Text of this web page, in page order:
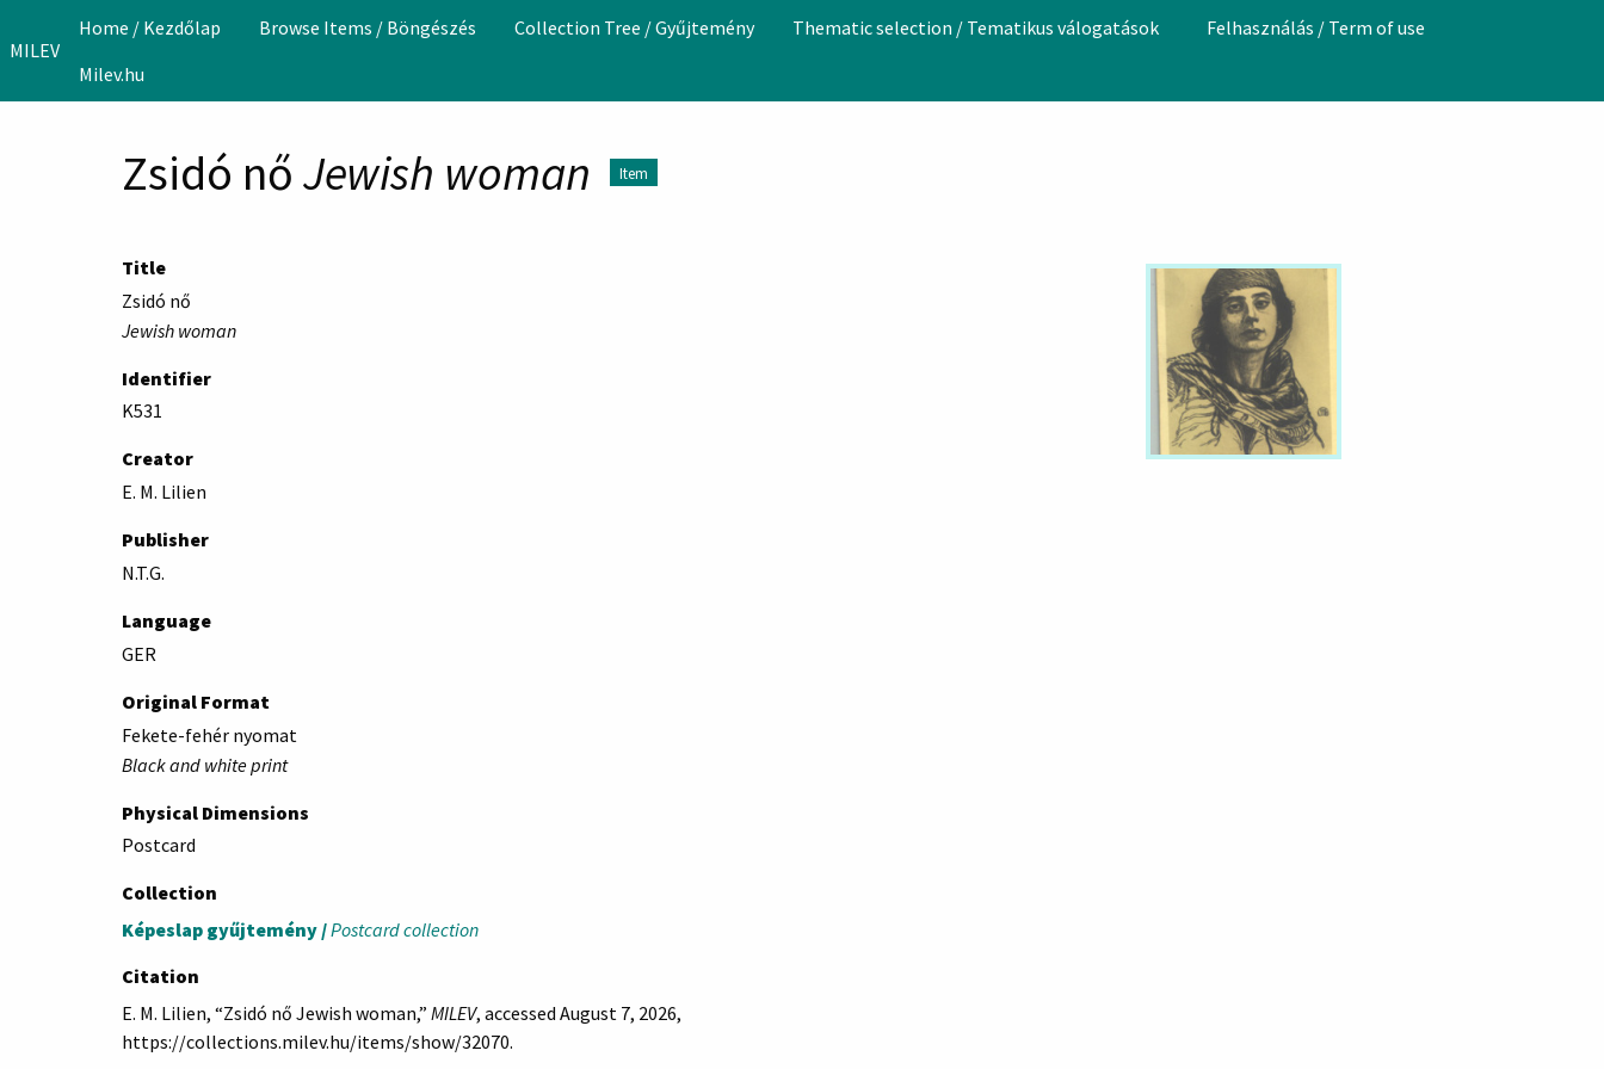
MILEV
Home / Kezdőlap Browse Items / Böngészés Collection Tree / Gyűjtemény Thematic selection / Tematikus válogatások
Felhasználás / Term of use
Milev.hu
Zsidó nő Jewish woman Item
Title
Zsidó nő
Jewish woman
Identifier
K531
Creator
E. M. Lilien
Publisher
N.T.G.
Language
GER
Original Format
Fekete-fehér nyomat
Black and white print
Physical Dimensions
Postcard
Collection
Képeslap gyűjtemény /Postcard collection
Citation
E. M. Lilien, “Zsidó nő Jewish woman,” MILEV, accessed August 7, 2026,
https://collections.milev.hu/items/show/32070.